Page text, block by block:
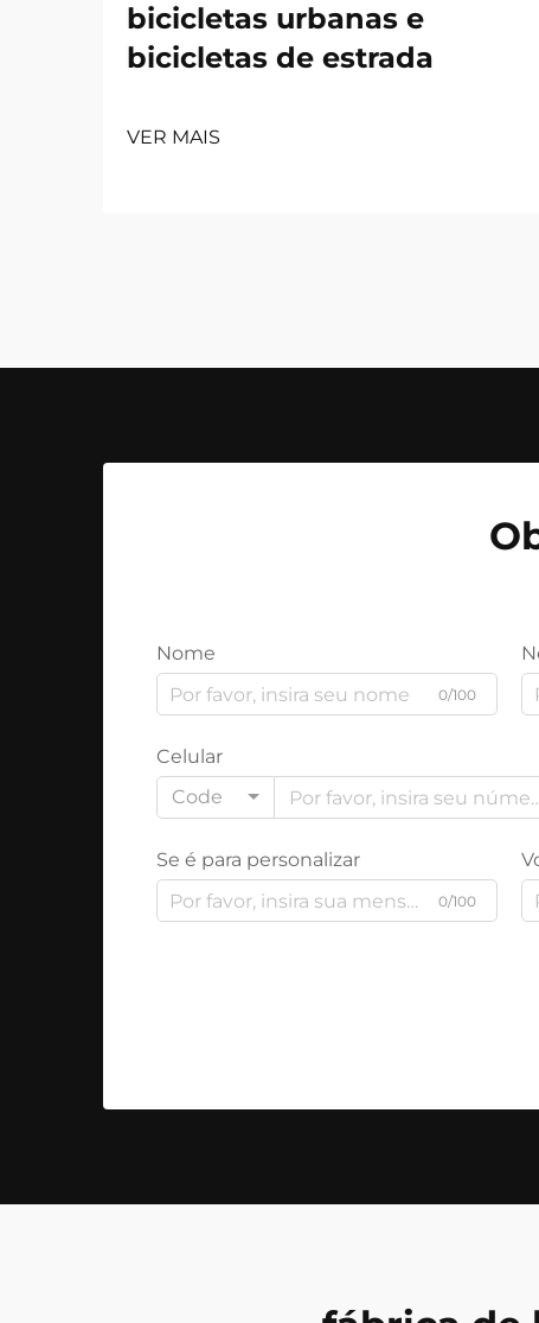
bicicletas urbanas e
bicicletas de estrada
VER MAIS
Nome
0/100
Celular
Code
Se é para personalizar
0/100